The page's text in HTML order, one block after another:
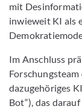
mit
inwieweit KI als
Im Anschluss
dazugehöriges
Bot“), das